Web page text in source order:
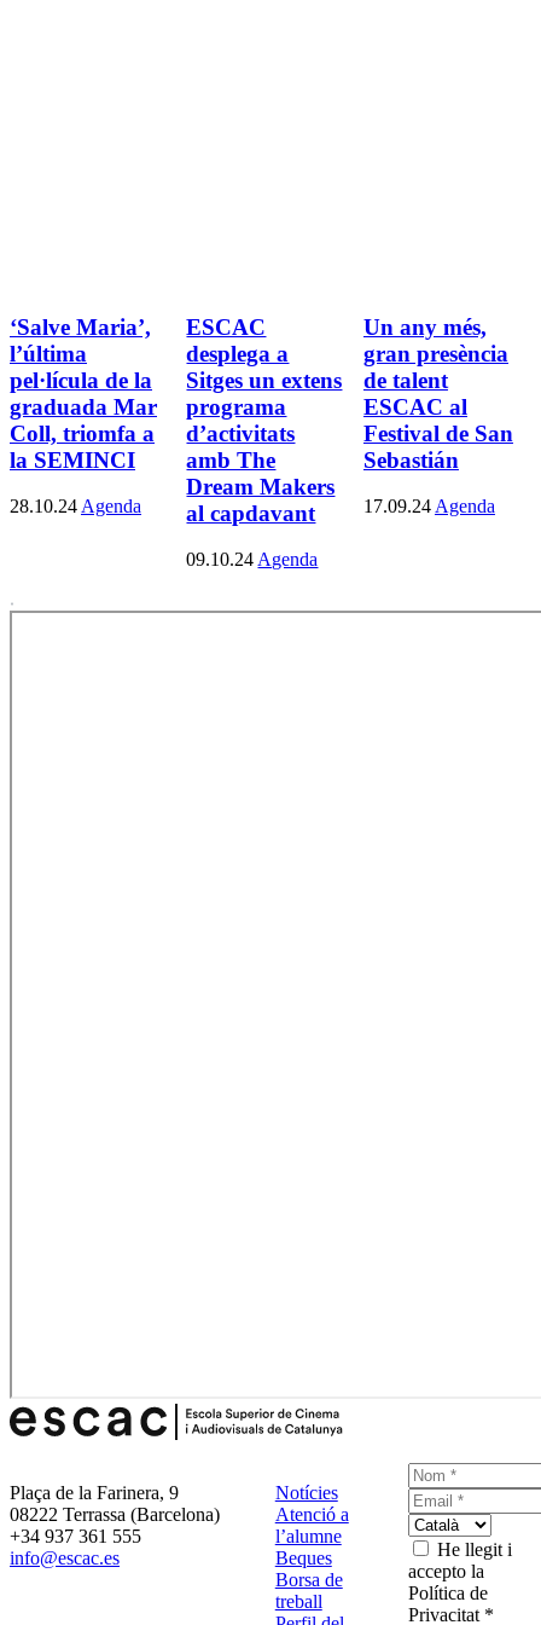
‘Salve Maria’,
l’última
pel·lícula de la
graduada Mar
Coll, triomfa a
la SEMINCI
28.10.24 Agenda
ESCAC
desplega a
Sitges un extens
programa
d’activitats
amb The
Dream Makers
al capdavant
09.10.24 Agenda
Un any més,
gran presència
de talent
ESCAC al
Festival de San
Sebastián
17.09.24 Agenda
Plaça de la Farinera, 9
08222 Terrassa (Barcelona)
+34 937 361 555
info@escac.es
Notícies
Atenció a
l’alumne
Beques
Borsa de
treball
He llegit i
accepto la
Política de
Privacitat *